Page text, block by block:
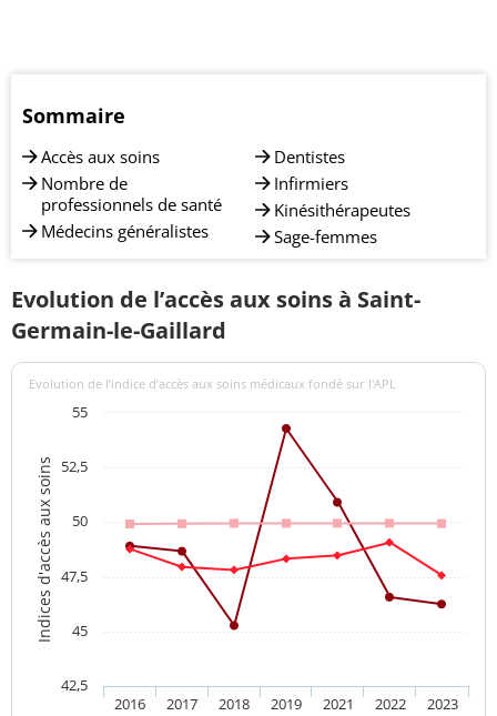
Sommaire
Accès aux soins
Nombre de
professionnels de santé
Médecins généralistes
Dentistes
Infirmiers
Kinésithérapeutes
Sage-femmes
Evolution de l’accès aux soins à Saint-
Germain-le-Gaillard
Indices d'accès aux soins
Evolution de l’indice d’accès aux soins médicaux fondé sur l'APL
2016 2017 2018 2019 2021 2022 2023
42,5
45
47,5
50
52,5
55